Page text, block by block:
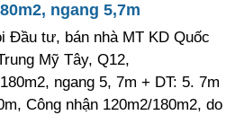
ngang 5,7m
Đầu tư, bán nhà MT KD Quốc
Mỹ Tây, Q12,
ngang 5, 7m + DT: 5. 7m
Công nhận 120m2/180m2, do